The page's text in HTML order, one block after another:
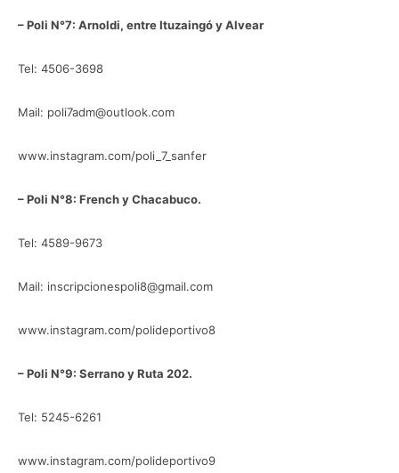
– Poli N°7: Arnoldi, entre Ituzaingó y Alvear
Tel: 4506-3698
Mail: poli7adm@outlook.com
www.instagram.com/poli_7_sanfer
– Poli N°8: French y Chacabuco.
Tel: 4589-9673
Mail: inscripcionespoli8@gmail.com
www.instagram.com/polideportivo8
– Poli N°9: Serrano y Ruta 202.
Tel: 5245-6261
www.instagram.com/polideportivo9